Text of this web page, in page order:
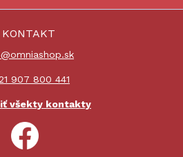
KONTAKT
907 800 441
všekty kontakty